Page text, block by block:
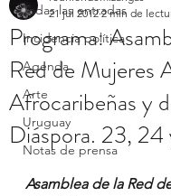
Todas las entradas
Incidencia política
Agenda
Arte
Uruguay
Notas de prensa
Programa:
Red de Mujeres
Afrocaribeñas y
Diáspora. 23,
21 jul 2012 2 min de
Asamblea de la Red